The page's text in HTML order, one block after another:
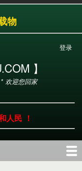
物
登录
】
欢迎您回家
人民 ！